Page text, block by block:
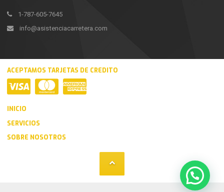
1-787-605-7645
info@asistenciacarretera.com
ACEPTAMOS TARJETAS DE CREDITO
INICIO
SERVICIOS
SOBRE NOSOTROS